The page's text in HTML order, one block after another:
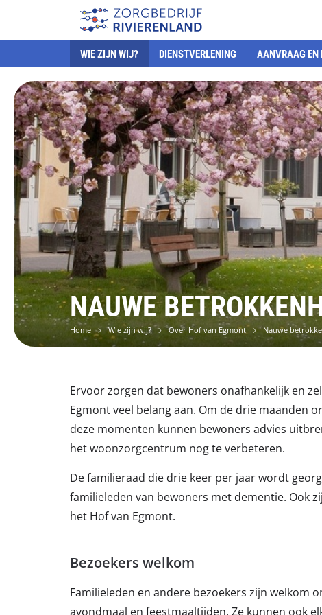
WIE ZIJN WIJ? DIENSTVERLENING AANVRAAG EN
NAUWE
Home Wie zijn wij? Over Hof van Egmont Nauwe
Ervoor zorgen dat bewoners onafhankelijk en
Egmont veel belang aan. Om de drie maanden
deze momenten kunnen bewoners advies
het woonzorgcentrum nog te verbeteren.
De familieraad die drie keer per jaar wordt
familieleden van bewoners met dementie. Ook
het Hof van Egmont.
Bezoekers welkom
Familieleden en andere bezoekers zijn welkom
avondmaal en feestmaaltijden. Ze kunnen ook